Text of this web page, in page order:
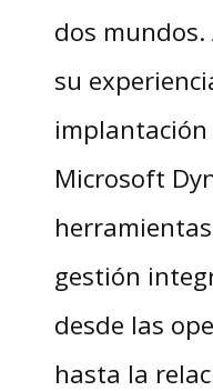
dos mundos.
su
implantación
Microsoft
gestión
desde las
hasta la